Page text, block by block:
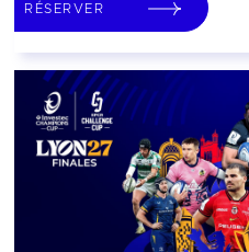
RÉSERVER